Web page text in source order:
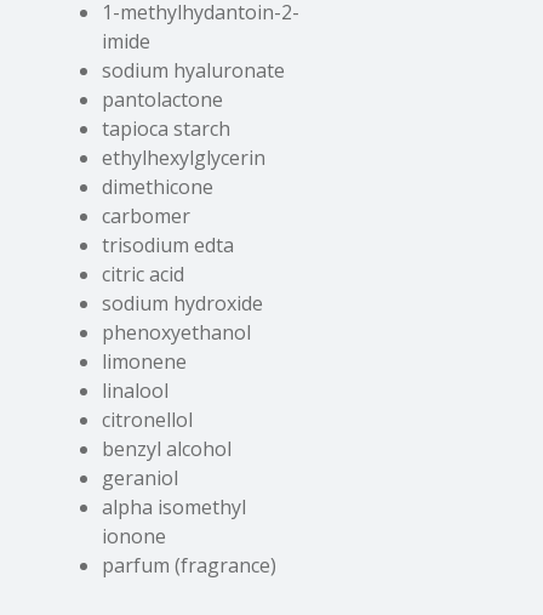
1-methylhydantoin-2-
imide
sodium hyaluronate
pantolactone
tapioca starch
ethylhexylglycerin
dimethicone
carbomer
trisodium edta
citric acid
sodium hydroxide
phenoxyethanol
limonene
linalool
citronellol
benzyl alcohol
geraniol
alpha isomethyl
ionone
parfum (fragrance)